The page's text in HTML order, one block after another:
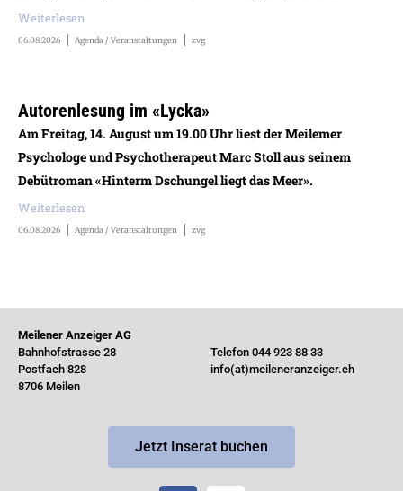
Weiterlesen
06.08.2026 Agenda / Veranstaltungen zvg
Autorenlesung im «Lycka»
Am Freitag, 14. August um 19.00 Uhr liest der Meilemer
Psychologe und Psychotherapeut Marc Stoll aus seinem
Debütroman «Hinterm Dschungel liegt das Meer».
Weiterlesen
06.08.2026 Agenda / Veranstaltungen zvg
Meilener Anzeiger AG
Bahnhofstrasse 28
Postfach 828
8706 Meilen
Telefon 044 923 88 33
info(at)meileneranzeiger.ch
Jetzt Inserat buchen